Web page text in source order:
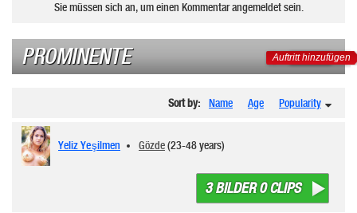
Sie müssen sich an, um einen Kommentar angemeldet sein.
PROMINENTE Auftritt hinzufügen
Sort by: Name Age Popularity
Yeliz Yeşilmen Gözde(23-48 years)
3 BILDER 0 CLIPS